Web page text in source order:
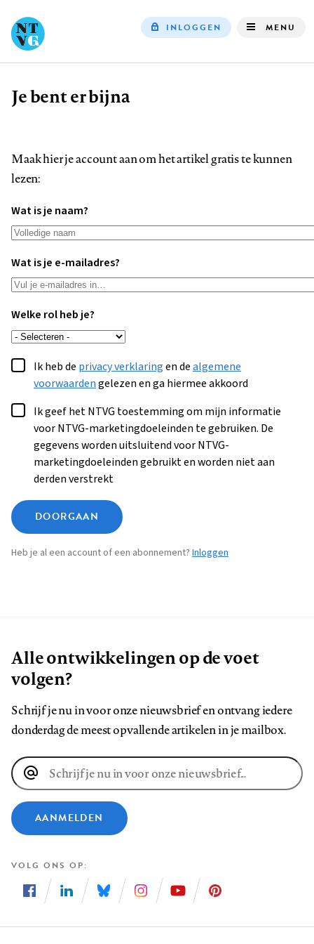
INLOGGEN MENU
Kruimelpad
Je bent er bijna
Maak hier je account aan om het artikel gratis te kunnen
lezen:
Wat is je naam?
Wat is je e-mailadres?
Welke rol heb je?
Ik heb de privacy verklaringen dealgemene
voorwaardengelezen en ga hiermee akkoord
Ik geef het NTVG toestemming om mijn informatie
voor NTVG-marketingdoeleinden te gebruiken. De
gegevens worden uitsluitend voor NTVG-
marketingdoeleinden gebruikt en worden niet aan
derden verstrekt
DOORGAAN
Heb je al een account of een abonnement? Inloggen
Alle ontwikkelingen op de voet
volgen?
Schrijf je nu in voor onze nieuwsbrief en ontvang iedere
donderdag de meest opvallende artikelen in je mailbox.
E-
mailadres
AANMELDEN
VOLG ONS OP
ons
ons
ons
ons
ons
ons